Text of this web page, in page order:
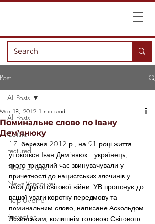
Post
All Posts
Culture
Featured
News Ukraine
News Vancouver
Help Ukraine
Recreation
All Posts
Поминальне слово по Івану
Дем’янюку
Mar 18, 2012 1 min read
17  березня 2012 р., на 91 році життя
упокоївся Іван Дем’янюк – українець,
якого тривалий час звинувачували у
причетності до нацистських злочинів у
часи Другої світової війни. УВ пропонує до
вашої уваги коротку передмову та
поминальним слово, написане Аскольдом
Лозинським, колишнім головою Світового